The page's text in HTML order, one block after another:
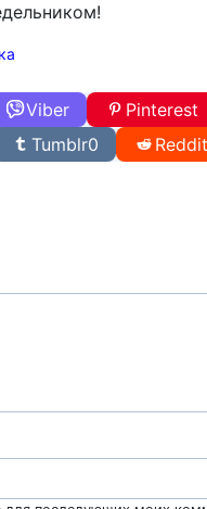
Viber
Tumblr0
Pinterest
Reddit